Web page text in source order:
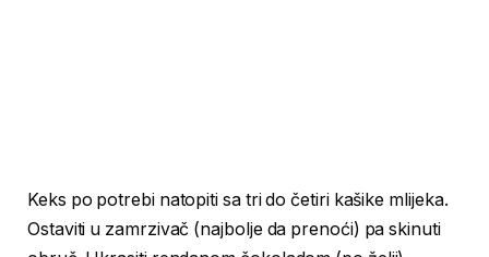
Keks po potrebi natopiti sa tri do četiri kašike mlijeka.
Ostaviti u zamrzivač (najbolje da prenoći) pa skinuti